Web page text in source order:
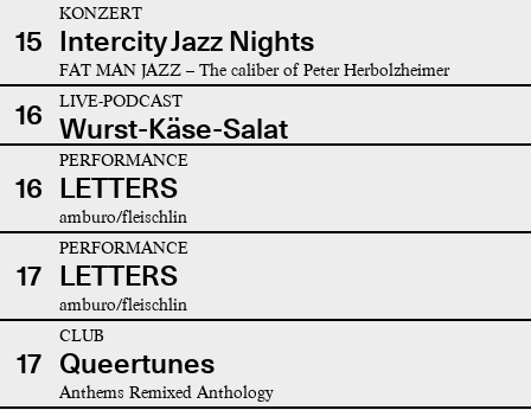
15
KONZERT
Intercity Jazz Nights
FAT MAN JAZZ – The caliber of Peter Herbolzheimer
16 LIVE-PODCAST
Wurst-Käse-Salat
16
PERFORMANCE
LETTERS
amburo/fleischlin
17
PERFORMANCE
LETTERS
amburo/fleischlin
17
CLUB
Queertunes
Anthems Remixed Anthology